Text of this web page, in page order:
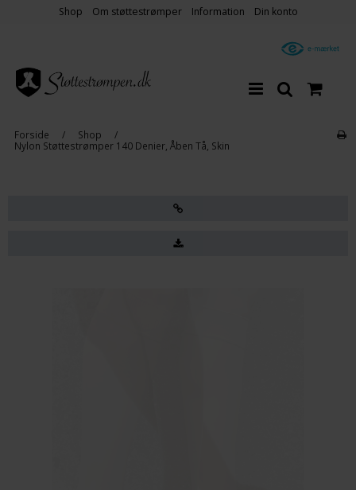
Shop Om støttestrømper Information Din konto
Forside / Shop
/
Nylon Støttestrømper 140 Denier, Åben Tå, Skin